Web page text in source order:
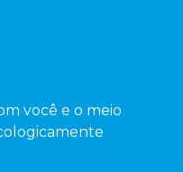
você e o meio